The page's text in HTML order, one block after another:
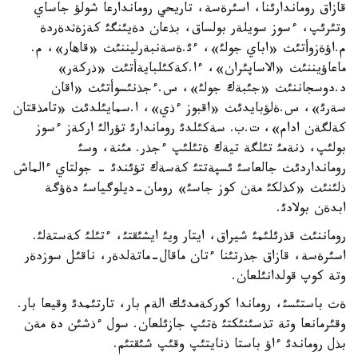
قازاق روماندارئنا، اسئرةسة، تاريحي روماندارعا شولؤ جاساي
وتئرئپ، ءسوز سويلةر بولساق، بذعان دةيئنگئ كةزةثدةردة
م.اؤةزوأتئث «اباي جولئ»، ءئ.ةسةنبةرليننئث «قاهار»، م.
ماعاؤيننئث «الاساپئران»، ءا.كةكئلبايةأتئث «ذركةر»
د.دوسجاننئث «جئبةك جولئ»، س.ءجذنئسوأتئث «اقان
سةرئ»، س.ةلؤبايدئث «اقبوز ءذي»، ا.سمايئلدئث «تامذقتان
كةلگةن ادام»، ت.ب. سةكئلدئ روماندارئ تؤرالئ اركةز ءسوز
بولئپ، ذنةمئ تئلگة تيةك ةتئلئپ ءجذر. مئنة، وسئ
رومانداردئث جالعاسئ ئسپةتتئ كةسةك تؤئندئ - جولتاي ءالماش
ذلئنئث «كذلكئ مةن كوز جاسئ» رومان-ديلوگياسئ دةؤگة
ابدةن بولادئ.
روماننئث قذرئلئمئ شيراق، ايتار ويئ ايشئقتئ، ءتئلئ كةستةلئ.
اسئرةسة، قازاق جذرتئنا ءتان ماقال-ماتةلدةر، ناقئل سوزدةر
وتة كوپ قولدانئلعان.
ةث باستئسئ، روماندا كوركةمدئك الةم بار، تارتئمدئ وقيعا بار.
وقئرمانعا وتة تذسئنئكتئ ةتئپ جازئلعان. سول ءذشئن دة مةن
بذل روماندئ ءاؤ باستا ذنايتئپ وقئپ شئقتئم.